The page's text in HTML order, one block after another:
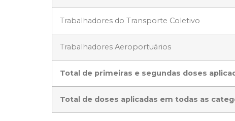
Trabalhadores do Transporte Coletivo
Trabalhadores Aeroportuários
Total de primeiras e segundas doses
Total de doses aplicadas em todas as